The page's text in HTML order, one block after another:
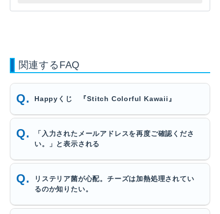
関連するFAQ
Happyくじ 『Stitch Colorful Kawaii』
「入力されたメールアドレスを再度ご確認くださ
い。」と表示される
リステリア菌が心配。チーズは加熱処理されてい
るのか知りたい。